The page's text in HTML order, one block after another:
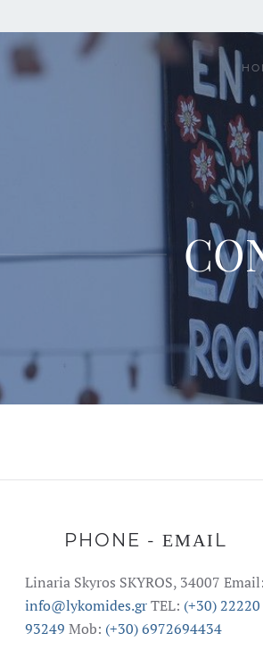
PHONE - ΕΜΑΙL
Linaria Skyros SKYROS, 34007 Email:
info@lykomides.grTEL: (+30) 22220
93249 Mob: (+30) 6972694434